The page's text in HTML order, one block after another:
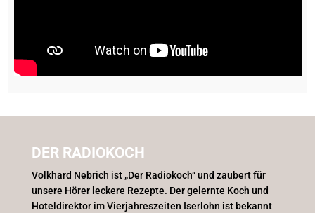
DER RADIOKOCH
Volkhard Nebrich ist „Der Radiokoch“ und zaubert für
unsere Hörer leckere Rezepte. Der gelernte Koch und
Hoteldirektor im Vierjahreszeiten Iserlohn ist bekannt